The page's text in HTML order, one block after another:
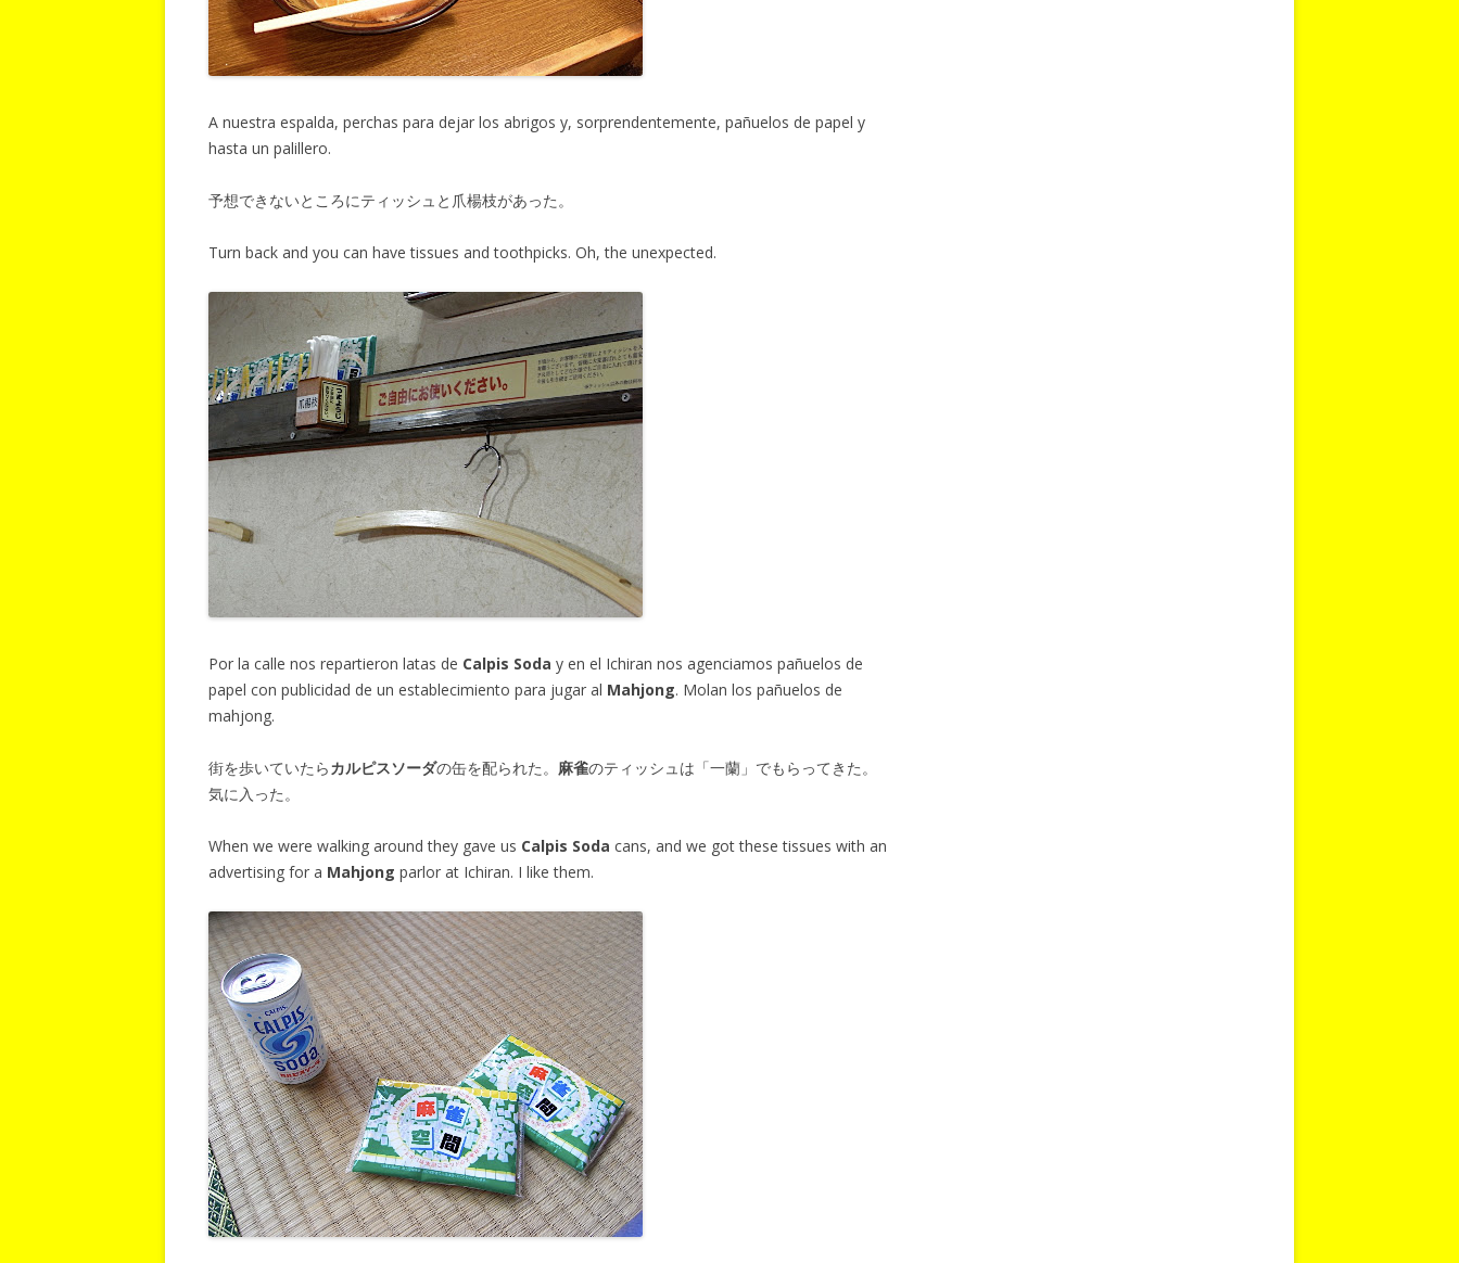
A nuestra espalda, perchas para dejar los abrigos y, sorprendentemente, pañuelos de papel y
hasta un palillero.
予想できないところにティッシュと爪楊枝があった。
Turn back and you can have tissues and toothpicks. Oh, the unexpected.
Por la calle nos repartieron latas de Calpis Soda y en el Ichiran nos agenciamos pañuelos de
papel con publicidad de un establecimiento para jugar al Mahjong. Molan los pañuelos de
mahjong.
街を歩いていたらカルピスソーダの缶を配られた。 麻雀のティッシュは「一蘭」でもらってきた。
気に入った。
When we were walking around they gave us Calpis Soda cans, and we got these tissues with an
advertising for a Mahjong parlor at Ichiran. I like them.